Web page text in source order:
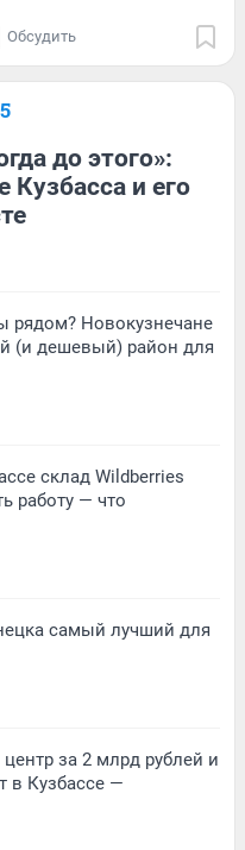
Обсудить
до этого»:
Кузбасса и его
Новокузнечане
(и дешевый) район для
склад Wildberries
работу — что
самый лучший для
за 2 млрд рублей и
в Кузбассе —